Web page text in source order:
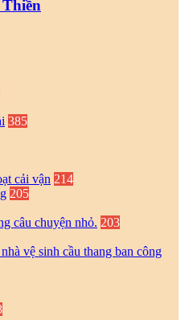
385
cải vận 214
205
câu chuyện nhỏ. 203
vệ sinh cầu thang ban công